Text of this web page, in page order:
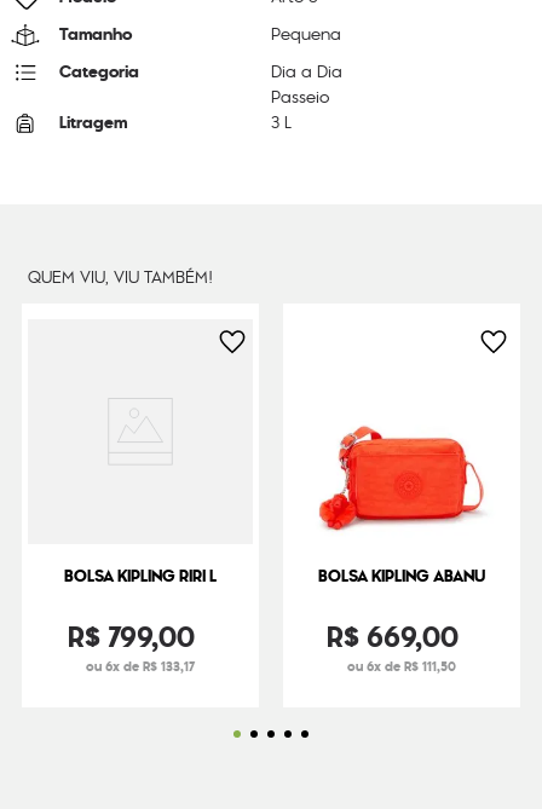
Tamanho Pequena
Categoria
Dia a Dia
Passeio
Litragem 3 L
QUEM VIU, VIU TAMBÉM!
BOLSA KIPLING RIRI L
R$799,00
ou 6x de R$ 133,17
BOLSA KIPLING ABANU
R$669,00
ou 6x de R$ 111,50